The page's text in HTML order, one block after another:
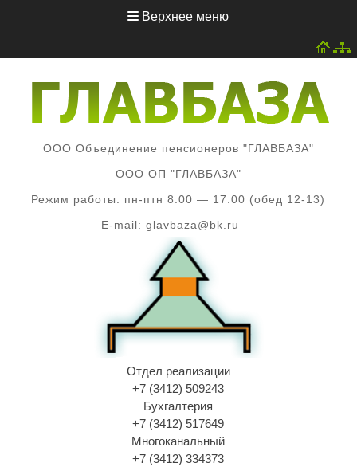
Верхнее меню
ООО Объединение пенсионеров "ГЛАВБАЗА"
ООО ОП "ГЛАВБАЗА"
Режим работы: пн-птн 8:00 — 17:00 (обед 12-13)
E-mail: glavbaza@bk.ru
Отдел реализации
+7 (3412) 509243
Бухгалтерия
+7 (3412) 517649
Многоканальный
+7 (3412) 334373